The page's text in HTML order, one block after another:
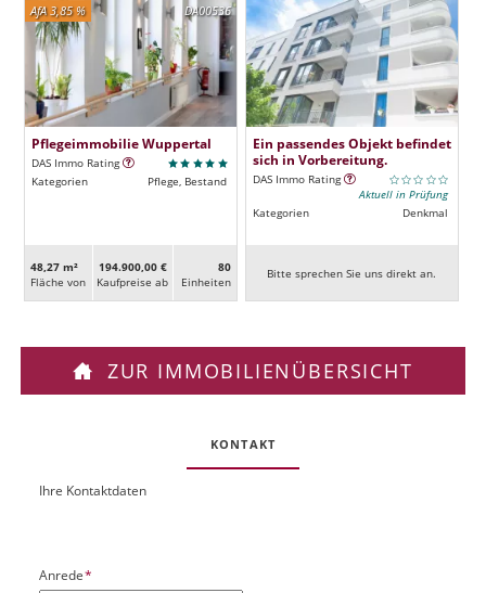
DA00536
AfA 3,85 %
Pflegeimmobilie Wuppertal
DAS Immo Rating
Kategorien
Pflege, Bestand
48,27 m²
Fläche von
194.900,00 €
Kaufpreise ab
80
Ein­heiten
Ein passendes Objekt befindet
sich in Vorbereitung.
DAS Immo Rating
Aktuell in Prüfung
Kategorien
Denkmal
Bitte sprechen Sie uns direkt an.
ZUR IMMOBILIENÜBERSICHT
KONTAKT
O
k
UIhre Kontaktdaten
P
Anrede*